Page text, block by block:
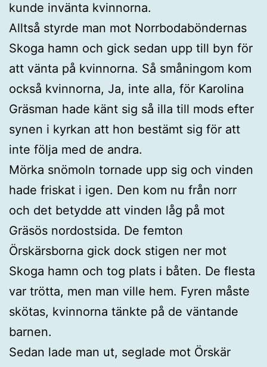
kunde invänta kvinnorna.
Alltså styrde man mot Norrbodaböndernas
Skoga hamn och gick sedan upp till byn för
att vänta på kvinnorna. Så småningom kom
också kvinnorna, Ja, inte alla, för Karolina
Gräsman hade känt sig så illa till mods efter
synen i kyrkan att hon bestämt sig för att
inte följa med de andra.
Mörka snömoln tornade upp sig och vinden
hade friskat i igen. Den kom nu från norr
och det betydde att vinden låg på mot
Gräsös nordostsida. De femton
Örskärsborna gick dock stigen ner mot
Skoga hamn och tog plats i båten. De flesta
var trötta, men man ville hem. Fyren måste
skötas, kvinnorna tänkte på de väntande
barnen.
Sedan lade man ut, seglade mot Örskär